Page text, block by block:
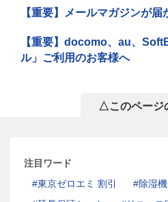
【重要】メールマガジンが
【重要】docomo、au、
ル」ご利用のお客様へ
△このページ
注目ワード
東京ゼロエミ 割引
除湿機